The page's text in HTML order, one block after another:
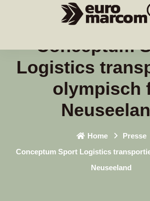
Conceptum
Logistics
olympisch
Home
Presse
Conceptum Sport Logistics
Neuseeland